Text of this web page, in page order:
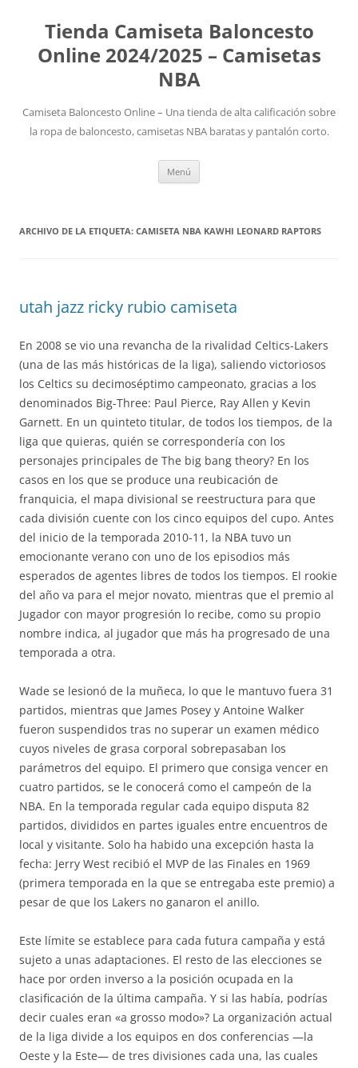
Tienda Camiseta Baloncesto
Online 2024/2025 – Camisetas
NBA
Camiseta Baloncesto Online – Una tienda de alta calificación sobre
la ropa de baloncesto, camisetas NBA baratas y pantalón corto.
Menú
ARCHIVO DE LA ETIQUETA: CAMISETA NBA KAWHI LEONARD RAPTORS
utah jazz ricky rubio camiseta
En 2008 se vio una revancha de la rivalidad Celtics-Lakers
(una de las más históricas de la liga), saliendo victoriosos
los Celtics su decimoséptimo campeonato, gracias a los
denominados Big-Three: Paul Pierce, Ray Allen y Kevin
Garnett. En un quinteto titular, de todos los tiempos, de la
liga que quieras, quién se correspondería con los
personajes principales de The big bang theory? En los
casos en los que se produce una reubicación de
franquicia, el mapa divisional se reestructura para que
cada división cuente con los cinco equipos del cupo. Antes
del inicio de la temporada 2010-11, la NBA tuvo un
emocionante verano con uno de los episodios más
esperados de agentes libres de todos los tiempos. El rookie
del año va para el mejor novato, mientras que el premio al
Jugador con mayor progresión lo recibe, como su propio
nombre indica, al jugador que más ha progresado de una
temporada a otra.
Wade se lesionó de la muñeca, lo que le mantuvo fuera 31
partidos, mientras que James Posey y Antoine Walker
fueron suspendidos tras no superar un examen médico
cuyos niveles de grasa corporal sobrepasaban los
parámetros del equipo. El primero que consiga vencer en
cuatro partidos, se le conocerá como el campeón de la
NBA. En la temporada regular cada equipo disputa 82
partidos, divididos en partes iguales entre encuentros de
local y visitante. Solo ha habido una excepción hasta la
fecha: Jerry West recibió el MVP de las Finales en 1969
(primera temporada en la que se entregaba este premio) a
pesar de que los Lakers no ganaron el anillo.
Este límite se establece para cada futura campaña y está
sujeto a unas adaptaciones. El resto de las elecciones se
hace por orden inverso a la posición ocupada en la
clasificación de la última campaña. Y si las había, podrías
decir cuales eran «a grosso modo»? La organización actual
de la liga divide a los equipos en dos conferencias —la
Oeste y la Este— de tres divisiones cada una, las cuales